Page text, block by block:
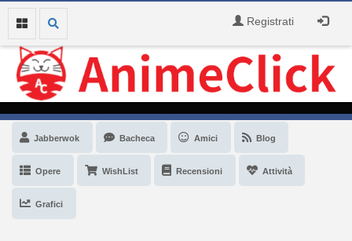
Registrati
Jabberwok Bacheca Amici Blog
Opere WishList Recensioni Attività
Grafici